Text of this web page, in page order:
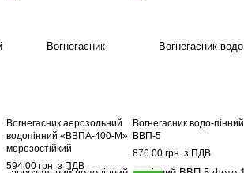
Вогнегасник аерозольний
водопінний «ВВПА-400-М»
морозостійкий
594.00 грн. з ПДВ
Вогнегасник водо-пінний
ВВП-5
876.00 грн. з ПДВ